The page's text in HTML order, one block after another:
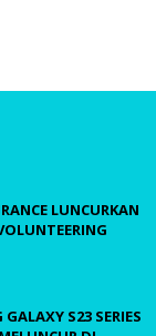
LUNCURKAN
S23 SERIES